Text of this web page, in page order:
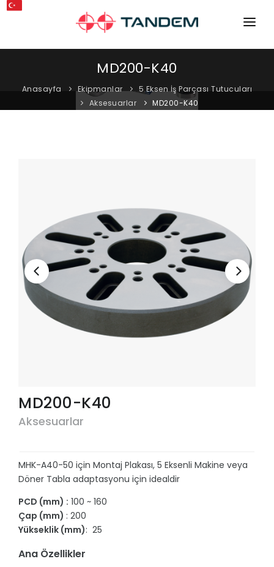
ANA SAYFA
İLETIŞIM
SERVIS
MD200-K40
Anasayfa Ekipmanlar
5 Eksen İş Parçası Tutucuları
Aksesuarlar
MD200-K40
MD200-K40
Aksesuarlar
MHK-A40-50 için Montaj Plakası, 5 Eksenli Makine veya
Döner Tabla adaptasyonu için idealdir
PCD (mm) : 100 ~ 160
Çap (mm) : 200
Yükseklik (mm): 25
Ana Özellikler